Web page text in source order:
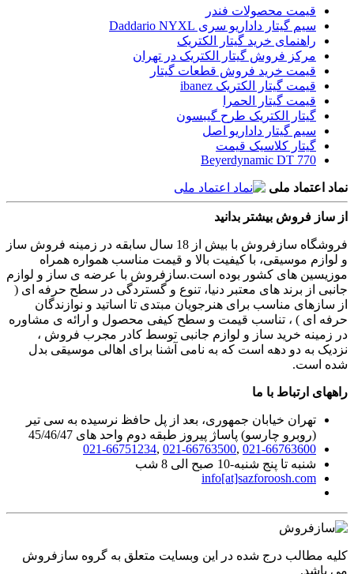
قیمت محصولات فندر
سیم گیتار داداریو سری Daddario NYXL
راهنمای خرید گیتار الکتریک
مرکز فروش گیتار الکتریک در تهران
قیمت خرید فروش قطعات گیتار
قیمت گیتار الکتریک ibanez
قیمت گیتار الحمرا
گیتار الکتریک طرح گیبسون
سیم گیتار داداریو اصل
گیتار کلاسیک قیمت
Beyerdynamic DT 770
نماد اعتماد ملی
از ساز فروش بیشتر بدانید
فروشگاه سازفروش با بیش از 18 سال سابقه در زمینه فروش ساز
و لوازم موسیقی، با کیفیت بالا و قیمت مناسب همواره همراه
موزیسین های کشور بوده است.سازفروش با عرضه ی ساز و لوازم
جانبی از برند های معتبر دنیا، تنوع و گستردگی در سطح حرفه ای (
از سازهای مناسب برای هنرجویان مبتدی تا اساتید و نوازندگان
حرفه ای ) ، تناسب قیمت و سطح کیفی محصول و ارائه ی مشاوره
در زمینه خرید ساز و لوازم جانبی توسط کادر مجرب فروش ،
نزدیک به دو دهه است که به نامی آشنا برای اهالی موسیقی بدل
شده است.
راههای ارتباط با ما
تهران خیابان جمهوری، بعد از پل حافظ نرسیده به سی تیر
(روبرو چارسو) پاساژ پیروز طبقه دوم واحد های 45/46/47
021-66763600
,
021-66763500
,
021-66751234
شنبه تا پنج شنبه-10 صبح الی 8 شب
info[at]sazforoosh.com
کلیه مطالب درج شده در این وبسایت متعلق به گروه سازفروش
می باشد.